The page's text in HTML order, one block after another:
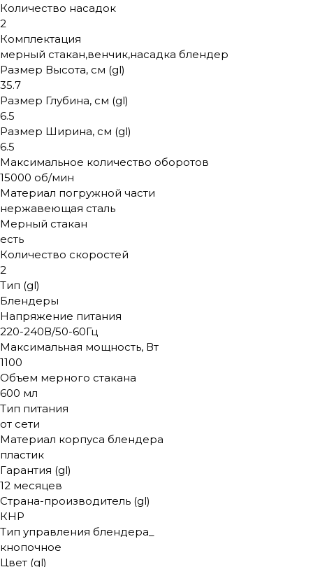
Количество насадок
2
Комплектация
мерный стакан,венчик,насадка блендер
Размер Высота, см (gl)
35.7
Размер Глубина, см (gl)
6.5
Размер Ширина, см (gl)
6.5
Максимальное количество оборотов
15000 об/мин
Материал погружной части
нержавеющая сталь
Мерный стакан
есть
Количество скоростей
2
Тип (gl)
Блендеры
Напряжение питания
220-240В/50-60Гц
Максимальная мощность, Вт
1100
Объем мерного стакана
600 мл
Тип питания
от сети
Материал корпуса блендера
пластик
Гарантия (gl)
12 месяцев
Страна-производитель (gl)
КНР
Тип управления блендера_
кнопочное
Цвет (gl)